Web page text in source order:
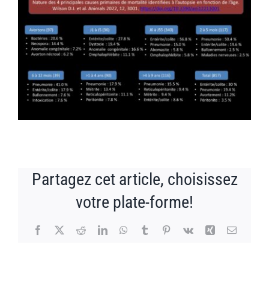
Partagez cet article, choisissez
votre plate-forme!
Facebook
X RedditLinkedInWhatsApp
TumblrPinterest
Vk Xing Email